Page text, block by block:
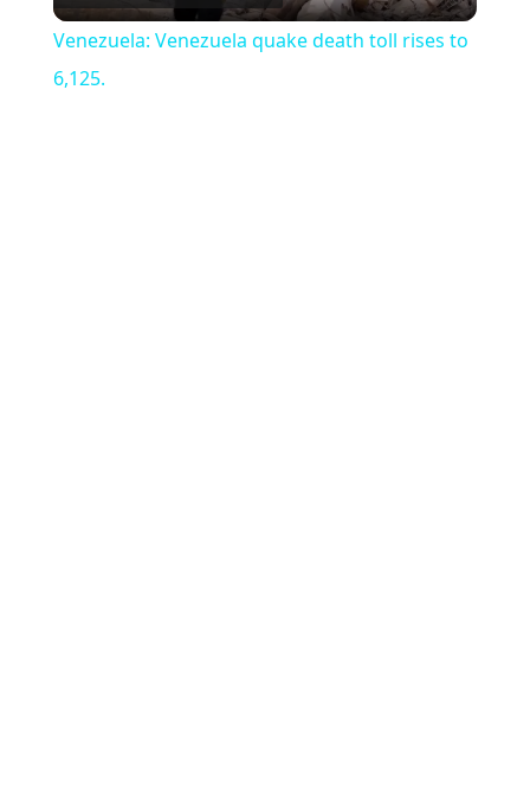
Venezuela: Venezuela quake death toll rises to
6,125.